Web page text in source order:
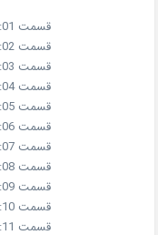
قسمت 01:
قسمت 02:
قسمت 03:
قسمت 04:
قسمت 05:
قسمت 06:
قسمت 07:
قسمت 08:
قسمت 09: لینک مترجم –
قسمت 10: لینک مترجم –
قسمت 11: